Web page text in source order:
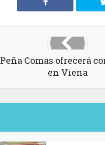
Peña Comas ofrecerá
en Viena